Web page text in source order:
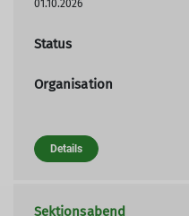
01.10.2026
Status
Organisation
Details
Sektionsabend